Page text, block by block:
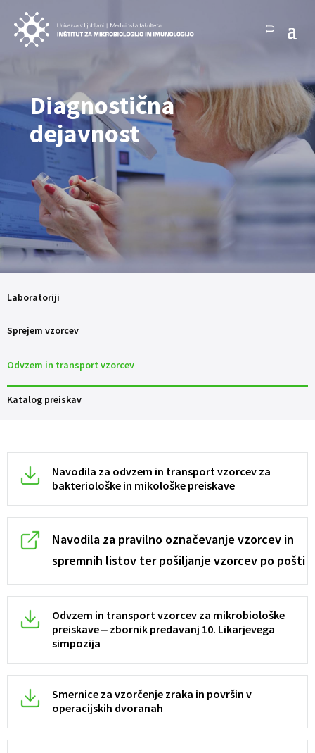
Diagnostična
dejavnost
Laboratoriji
Sprejem vzorcev
Odvzem in transport vzorcev
Katalog preiskav
Navodila za odvzem in transport vzorcev za
bakteriološke in mikološke preiskave
Navodila za pravilno označevanje vzorcev in
spremnih listov ter pošiljanje vzorcev po pošti
Odvzem in transport vzorcev za mikrobiološke
preiskave ‒ zbornik predavanj 10. Likarjevega
simpozija
Smernice za vzorčenje zraka in površin v
operacijskih dvoranah